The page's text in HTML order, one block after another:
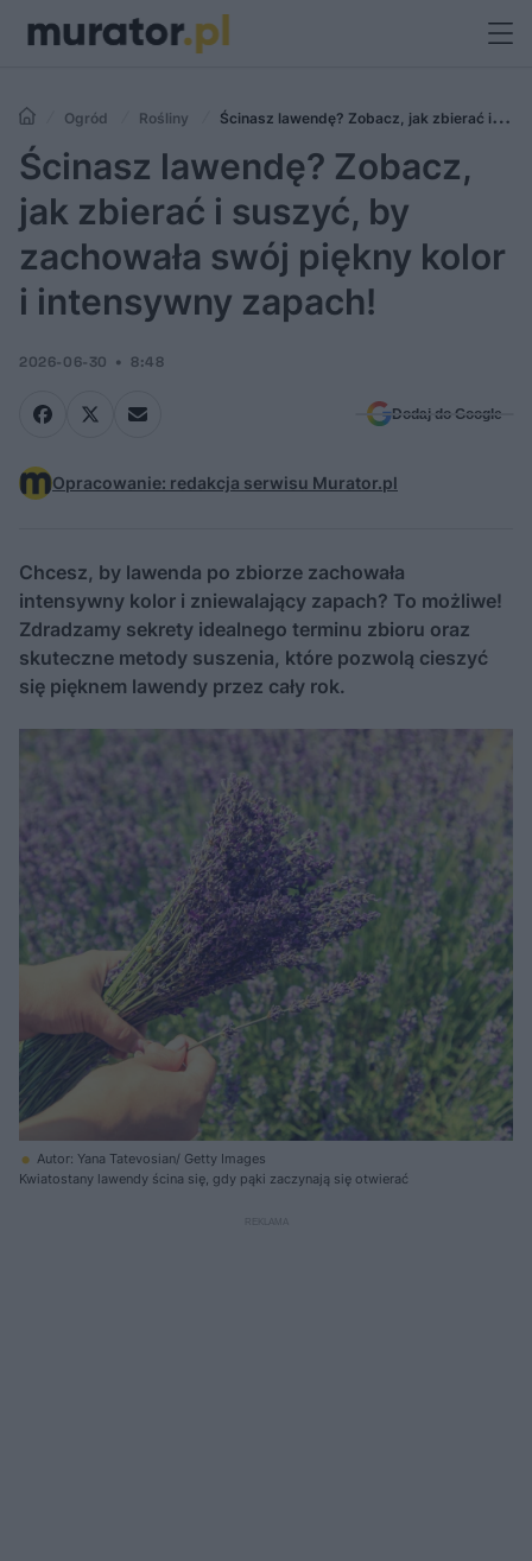
Ogród Rośliny
Ścinasz lawendę? Zobacz, jak zbierać i
suszyć, by zachowała swój piękny kolor i intensywny zapach!
Ścinasz lawendę? Zobacz,
jak zbierać i suszyć, by
zachowała swój piękny kolor
i intensywny zapach!
2026-06-30 8:48
Dodaj do Google
Opracowanie: redakcja serwisu Murator.pl
Chcesz, by lawenda po zbiorze zachowała
intensywny kolor i zniewalający zapach? To możliwe!
Zdradzamy sekrety idealnego terminu zbioru oraz
skuteczne metody suszenia, które pozwolą cieszyć
się pięknem lawendy przez cały rok.
Autor: Yana Tatevosian/ Getty Images
Kwiatostany lawendy ścina się, gdy pąki zaczynają się otwierać